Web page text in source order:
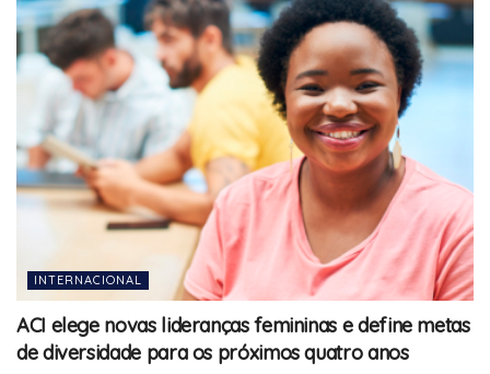
INTERNACIONAL
ACI elege novas lideranças femininas e define metas
de diversidade para os próximos quatro anos